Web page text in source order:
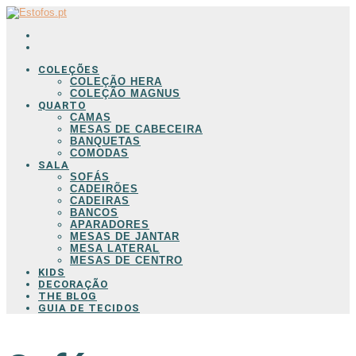
COLEÇÕES
COLEÇÃO HERA
COLEÇÃO MAGNUS
QUARTO
CAMAS
MESAS DE CABECEIRA
BANQUETAS
COMODAS
SALA
SOFÁS
CADEIRÕES
CADEIRAS
BANCOS
APARADORES
MESAS DE JANTAR
MESA LATERAL
MESAS DE CENTRO
KIDS
DECORAÇÃO
THE BLOG
GUIA DE TECIDOS